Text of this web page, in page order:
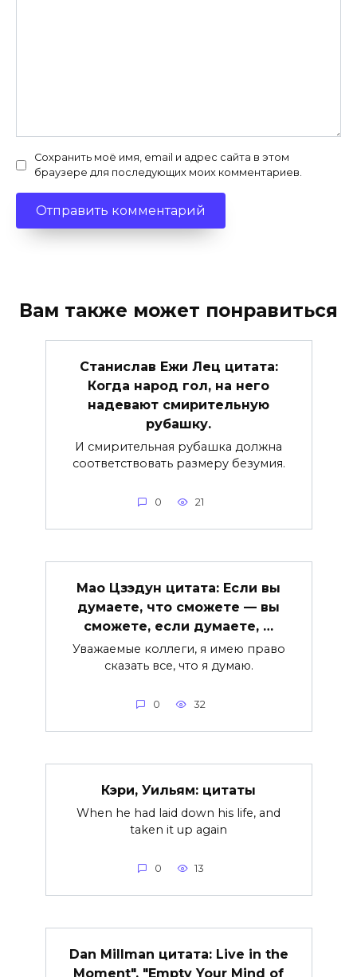
Сохранить моё имя, email и адрес сайта в этом
браузере для последующих моих комментариев.
Вам также может понравиться
Станислав Ежи Лец цитата:
Когда народ гол, на него
надевают смирительную
рубашку.
И смирительная рубашка должна
соответствовать размеру безумия.
0 21
Мао Цзэдун цитата: Если вы
думаете, что сможете — вы
сможете, если думаете, …
Уважаемые коллеги, я имею право
сказать все, что я думаю.
0 32
Кэри, Уильям: цитаты
When he had laid down his life, and
taken it up again
0 13
Dan Millman цитата: Live in the
Moment", "Empty Your Mind of